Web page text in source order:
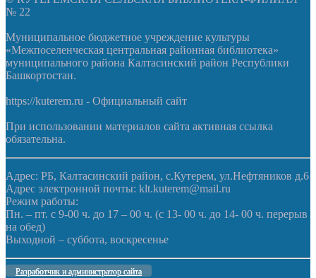
№ 22
Муниципальное бюджетное учреждение культуры
«Межпоселенческая центральная районная библиотека»
муниципального района Калтасинский район Республики
Башкортостан.
https://kuterem.ru - Официальный сайт
При использовании материалов сайта активная ссылка
обязательна.
Адрес: РБ, Калтасинский район, с.Кутерем, ул.Нефтяников д.6
Адрес электронной почты: klt.kuterem@mail.ru
Режим работы:
Пн. – пт. с 9-00 ч. до 17 – 00 ч. (с 13- 00 ч. до 14- 00 ч. перерыв
на обед)
Выходной – суббота, воскресенье
Разработчик и администратор сайта